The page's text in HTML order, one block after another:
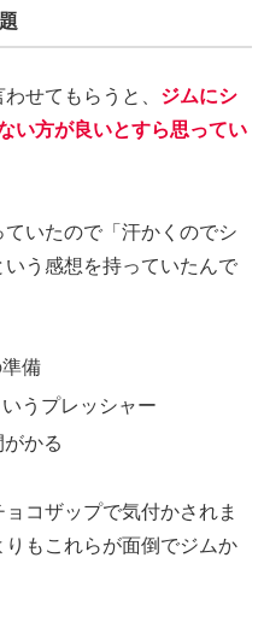
せてもらうと、 ジムにシ
い方が良いとすら思ってい
いたので「汗かくのでシ
う感想を持っていたんで
備
うプレッシャー
かる
コザップで気付かされま
もこれらが面倒でジムか